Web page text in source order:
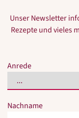
Unser Newsletter
Rezepte und vieles
Bitte
Feld
nicht
Bitte
Feld
nicht
Anrede
Nachname